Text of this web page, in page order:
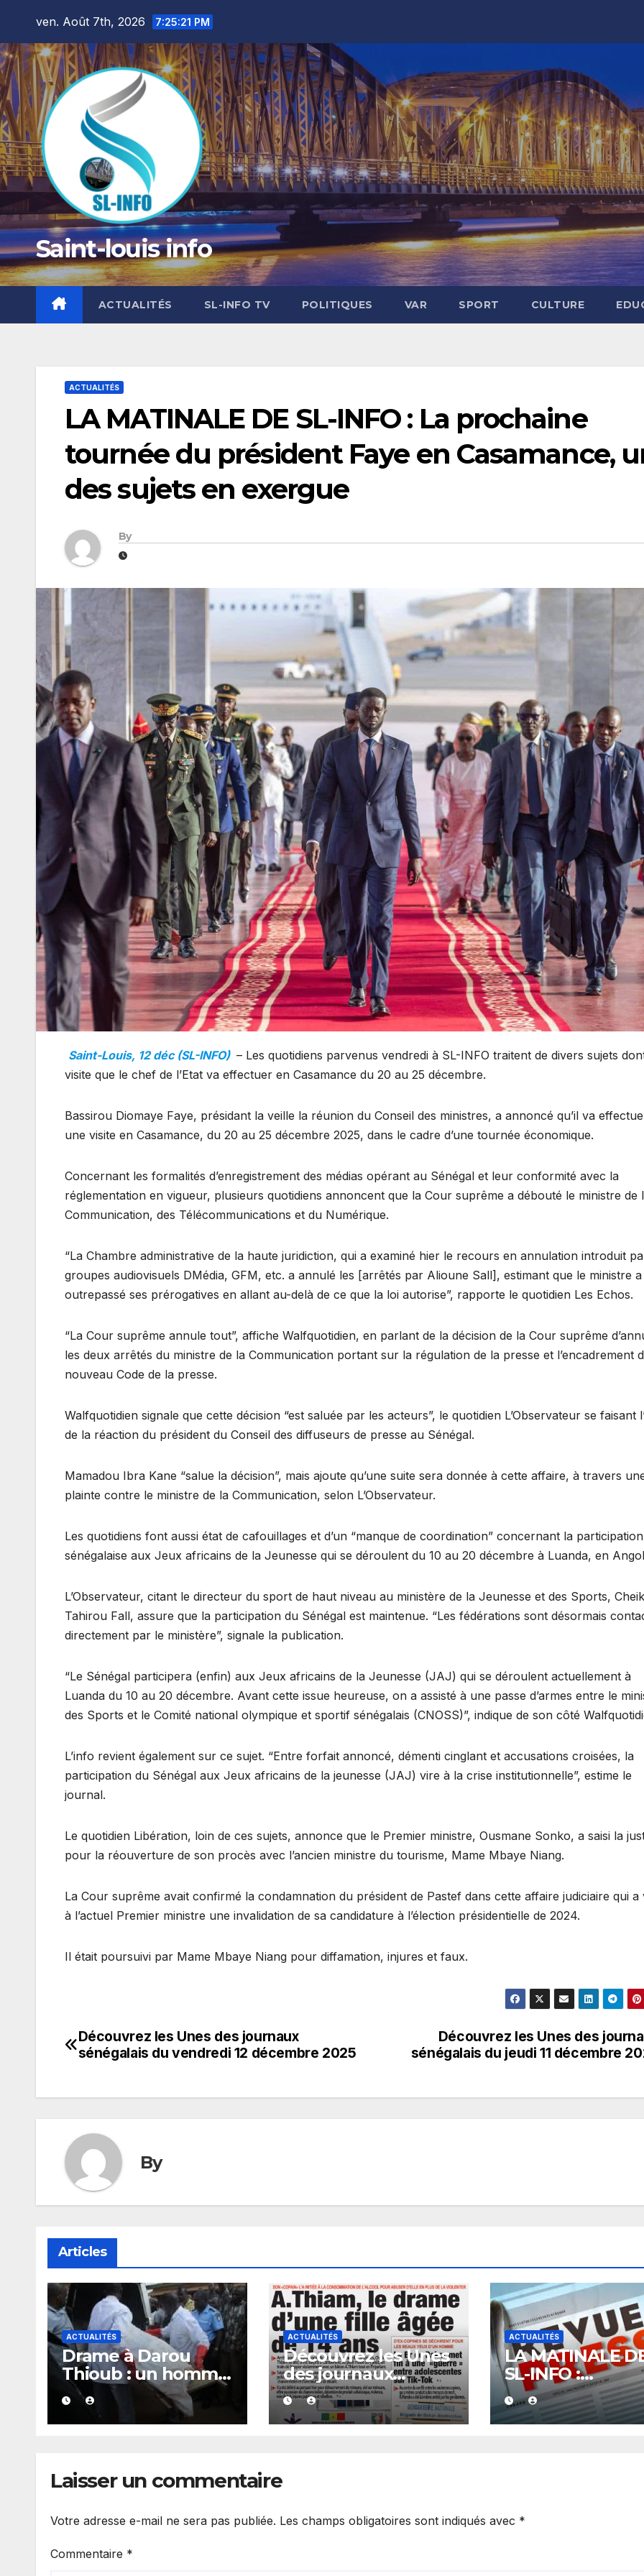
content
ven. Août 7th, 2026 7:25:23 PM
Saint-louis info
ACTUALITÉS SL-INFO TV POLITIQUES VAR SPORT CULTURE
ACTUALITÉS
LA MATINALE DE SL-INFO : La prochaine
tournée du président Faye en Casamance,
des sujets en exergue
By
Saint-Louis, 12 déc (SL-INFO) – Les quotidiens parvenus vendredi à SL-INFO traitent de divers sujets
visite que le chef de l’Etat va effectuer en Casamance du 20 au 25 décembre.
Bassirou Diomaye Faye, présidant la veille la réunion du Conseil des ministres, a annoncé qu’il va
une visite en Casamance, du 20 au 25 décembre 2025, dans le cadre d’une tournée économique.
Concernant les formalités d’enregistrement des médias opérant au Sénégal et leur conformité avec la
réglementation en vigueur, plusieurs quotidiens annoncent que la Cour suprême a débouté le ministre de
Communication, des Télécommunications et du Numérique.
“La Chambre administrative de la haute juridiction, qui a examiné hier le recours en annulation introduit
groupes audiovisuels DMédia, GFM, etc. a annulé les [arrêtés par Alioune Sall], estimant que le ministre a
outrepassé ses prérogatives en allant au-delà de ce que la loi autorise”, rapporte le quotidien Les Echos.
“La Cour suprême annule tout”, affiche Walfquotidien, en parlant de la décision de la Cour suprême
les deux arrêtés du ministre de la Communication portant sur la régulation de la presse et l’encadrement
nouveau Code de la presse.
Walfquotidien signale que cette décision “est saluée par les acteurs”, le quotidien L’Observateur se faisant
de la réaction du président du Conseil des diffuseurs de presse au Sénégal.
Mamadou Ibra Kane “salue la décision”, mais ajoute qu’une suite sera donnée à cette affaire, à travers
plainte contre le ministre de la Communication, selon L’Observateur.
Les quotidiens font aussi état de cafouillages et d’un “manque de coordination” concernant la participation
sénégalaise aux Jeux africains de la Jeunesse qui se déroulent du 10 au 20 décembre à Luanda, en
L’Observateur, citant le directeur du sport de haut niveau au ministère de la Jeunesse et des Sports,
Tahirou Fall, assure que la participation du Sénégal est maintenue. “Les fédérations sont désormais
directement par le ministère”, signale la publication.
“Le Sénégal participera (enfin) aux Jeux africains de la Jeunesse (JAJ) qui se déroulent actuellement à
Luanda du 10 au 20 décembre. Avant cette issue heureuse, on a assisté à une passe d’armes entre le
des Sports et le Comité national olympique et sportif sénégalais (CNOSS)”, indique de son côté
L’info revient également sur ce sujet. “Entre forfait annoncé, démenti cinglant et accusations croisées, la
participation du Sénégal aux Jeux africains de la jeunesse (JAJ) vire à la crise institutionnelle”, estime le
journal.
Le quotidien Libération, loin de ces sujets, annonce que le Premier ministre, Ousmane Sonko, a saisi la
pour la réouverture de son procès avec l’ancien ministre du tourisme, Mame Mbaye Niang.
La Cour suprême avait confirmé la condamnation du président de Pastef dans cette affaire judiciaire qui a
à l’actuel Premier ministre une invalidation de sa candidature à l’élection présidentielle de 2024.
Il était poursuivi par Mame Mbaye Niang pour diffamation, injures et faux.
Navigation
l’article
Découvrez les Unes des
sénégalais du jeudi 11 décembre
Découvrez les Unes des journaux
sénégalais du vendredi 12 décembre 2025
By
Articles
ACTUALITÉS
Drame à Darou
Thioub : un homme
retrouvé sans vie, la
présence de traces
de sang alimente
ACTUALITÉS
Découvrez les Unes
des journaux
sénégalais du
vendredi 07 août
2026
ACTUALITÉS
LA MATINALE
SL-INFO :
L’économie et la
politique en
vedette
Laisser un commentaire
Votre adresse e-mail ne sera pas publiée. Les champs obligatoires sont indiqués avec *
Commentaire *